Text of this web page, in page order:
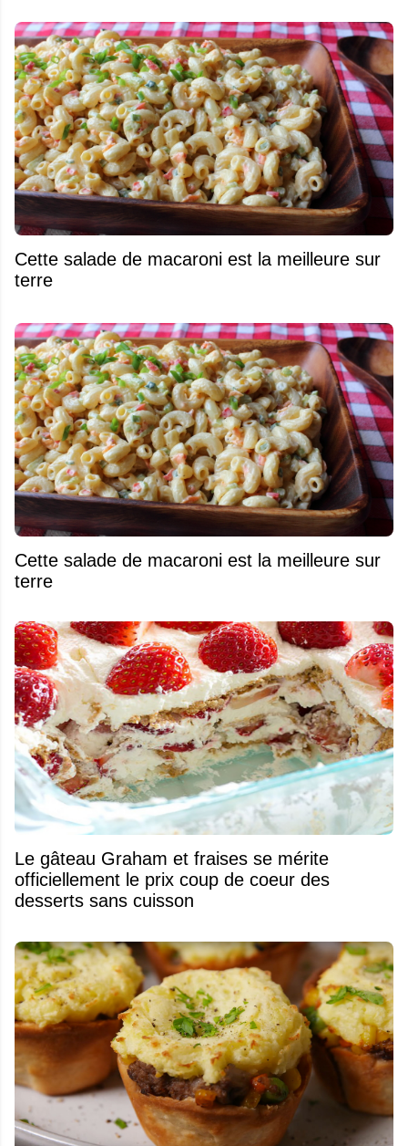
Cette salade de macaroni est la meilleure sur
terre
Cette salade de macaroni est la meilleure sur
terre
Le gâteau Graham et fraises se mérite
officiellement le prix coup de coeur des
desserts sans cuisson